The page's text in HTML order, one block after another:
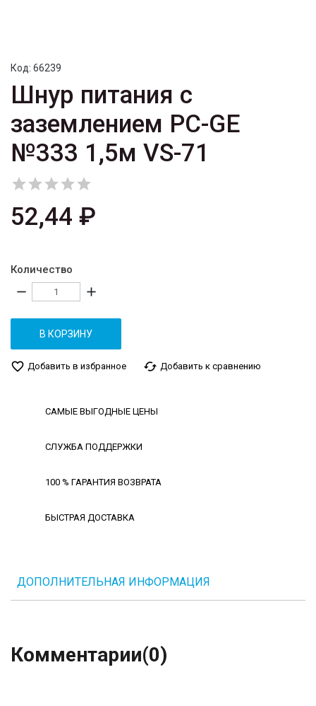
Код: 66239
Шнур питания с
заземлением PC-GE
№333 1,5м VS-71

52,44 ₽
Количество
remove add
В КОРЗИНУ
favorite_border Добавить в избранное cached Добавить к сравнению
САМЫЕ ВЫГОДНЫЕ ЦЕНЫ
СЛУЖБА ПОДДЕРЖКИ
100 % ГАРАНТИЯ ВОЗВРАТА
БЫСТРАЯ ДОСТАВКА
ДОПОЛНИТЕЛЬНАЯ ИНФОРМАЦИЯ
Комментарии(0)